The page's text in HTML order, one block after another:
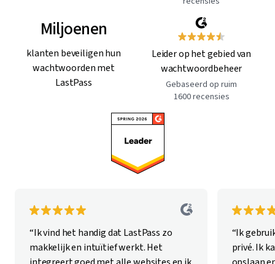
Miljoenen
klanten beveiligen hun
wachtwoorden met
LastPass
Leider op het gebied van
wachtwoordbeheer
Gebaseerd op ruim
1600 recensies
“Ik vind het handig dat LastPass zo
makkelijk en intuïtief werkt. Het
“Ik
privé. Ik